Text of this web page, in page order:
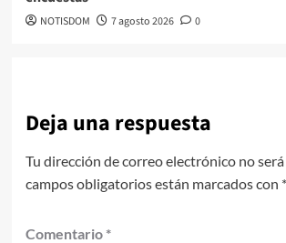
NOTISDOM 7 agosto 2026 0
Deja una respuesta
Tu dirección de correo electrónico no será
campos obligatorios están marcados con *
Comentario *